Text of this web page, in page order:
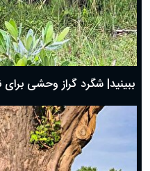
ببینید| شگرد گراز وحشی